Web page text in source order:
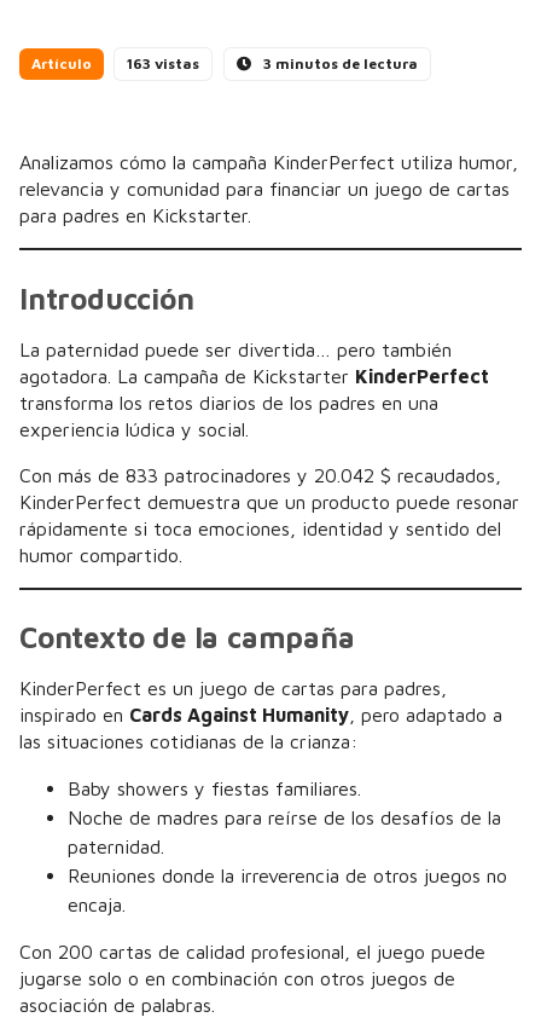
Artículo 163 vistas 3 minutos de lectura
Analizamos cómo la campaña KinderPerfect utiliza humor,
relevancia y comunidad para financiar un juego de cartas
para padres en Kickstarter.
Introducción
La paternidad puede ser divertida… pero también
agotadora. La campaña de Kickstarter KinderPerfect
transforma los retos diarios de los padres en una
experiencia lúdica y social.
Con más de 833 patrocinadores y 20.042 $ recaudados,
KinderPerfect demuestra que un producto puede resonar
rápidamente si toca emociones, identidad y sentido del
humor compartido.
Contexto de la campaña
KinderPerfect es un juego de cartas para padres,
inspirado en Cards Against Humanity , pero adaptado a
las situaciones cotidianas de la crianza:
Baby showers y fiestas familiares.
Noche de madres para reírse de los desafíos de la
paternidad.
Reuniones donde la irreverencia de otros juegos no
encaja.
Con 200 cartas de calidad profesional, el juego puede
jugarse solo o en combinación con otros juegos de
asociación de palabras.